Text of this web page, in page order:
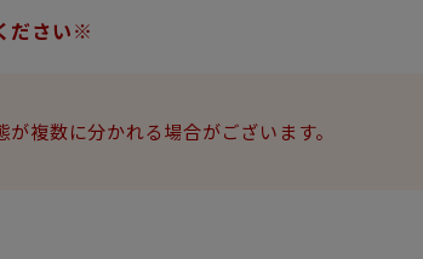
ださい※
複数に分かれる場合がございます。